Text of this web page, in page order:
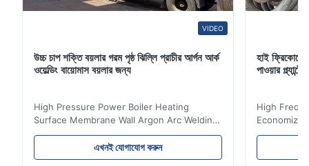
VIDEO
উচ্চ চাপ শক্তি বয়লার গরম পৃষ্ঠ ঝিল্লি প্রাচীর আর্গন আর্ক
ওয়েল্ডিং বায়োমাস বয়লার জন্য
High Pressure Power Boiler Heating
Surface Membrane Wall Argon Arc Welding
For Biomass Boiler Product Introduction
Water wall panels with pins usually laid
vertically on the inner wall of the furnace
এখনই যোগাযোগ করুন
হাই
পাওয়ার
High
Product
industrial